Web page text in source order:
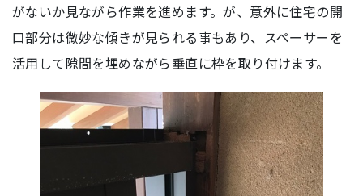
がないか見ながら作業を進めます。が、意外に住宅の開
口部分は微妙な傾きが見られる事もあり、スペーサーを
活用して隙間を埋めながら垂直に枠を取り付けます。